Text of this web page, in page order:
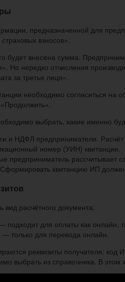
предназначенной для
взносов».
будет внесена сумма.
Но нередко отчисления
за третье лицо».
необходимо согласиться на
выбрать, какие именно
и НДФЛ предпринимателя.
номер (УИН) квитанции.
предприниматель
квитанцию ИП
расчётного документа:
подходит для оплаты как онлайн,
только для перевода онлайн.
реквизиты получателя:
выбрать из справочника. В